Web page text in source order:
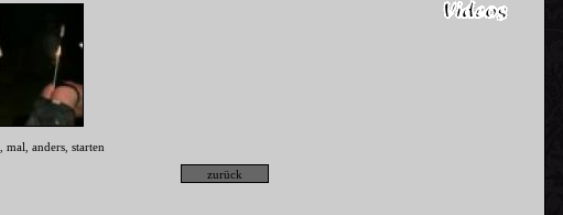
,mal ,anders ,starten